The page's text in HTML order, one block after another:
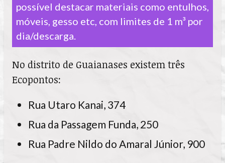
possível destacar materiais como entulhos,
móveis, gesso etc, com limites de 1 m³ por
dia/descarga.
No distrito de Guaianases existem três
Ecopontos:
Rua Utaro Kanai, 374
Rua da Passagem Funda, 250
Rua Padre Nildo do Amaral Júnior, 900